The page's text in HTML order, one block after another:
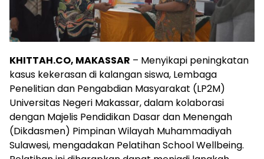
KHITTAH.CO, MAKASSAR – Menyikapi peningkatan
kasus kekerasan di kalangan siswa, Lembaga
Penelitian dan Pengabdian Masyarakat (LP2M)
Universitas Negeri Makassar, dalam kolaborasi
dengan Majelis Pendidikan Dasar dan Menengah
(Dikdasmen) Pimpinan Wilayah Muhammadiyah
Sulawesi, mengadakan Pelatihan School Wellbeing.